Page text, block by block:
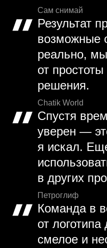
Сам снимай
Результат
возможные
реально,
от простоты
решения.
Chatik World
Спустя
уверен —
я искал.
в других
Петроглиф
Команда в
от
смелое и